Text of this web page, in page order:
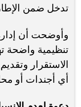
تدخل ضمن
وأوضحت أن
تنظيمية واضحة
الاستقرار
أي أجندات أو